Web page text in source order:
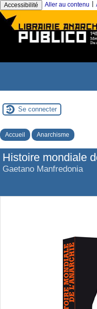
Accessibilité Aller au contenu
Se connecter
Accueil Anarchisme
Histoire mondiale
Gaetano Manfredonia